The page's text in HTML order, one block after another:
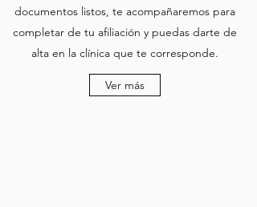
documentos listos, te acompañaremos para
completar de tu afiliación y puedas darte de
alta en la clínica que te corresponde.
Ver más